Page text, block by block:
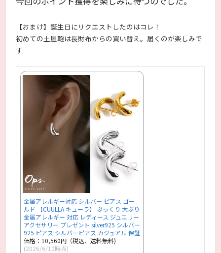
【おまけ】誕生日にリクエストしたのはコレ！
初めての土屋鞄は長財布からの買い替え。届くのが楽しみで
す
金属アレルギー対応 シルバー ピアス ゴー
ルド 【CUULLA キューラ】 ぷっくり 大ぶり
金属アレルギー 対応 レディース ジュエリー
アクセサリー プレゼント silver925 シルバー
925 ピアス シルバーピアス カジュアル 保証
価格：10,560円（税込、送料無料)
(2026/6/10時点)